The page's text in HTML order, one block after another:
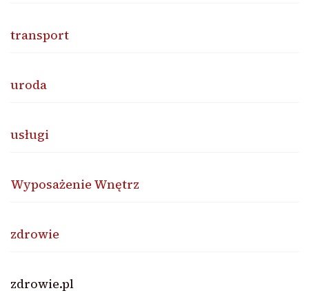
transport
uroda
usługi
Wyposażenie Wnętrz
zdrowie
zdrowie.pl